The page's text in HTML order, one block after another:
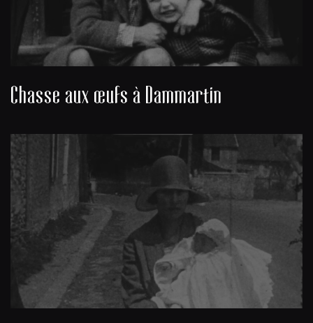
Chasse aux œufs à Dammartin